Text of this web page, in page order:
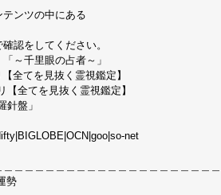
ンツの中にある
認をしてください。
「～千里眼の占者～」
【全てを見抜く霊視鑑定】
【全てを見抜く霊視鑑定】
針盤」
net
勢